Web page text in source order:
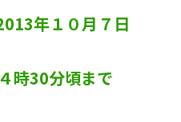
年１０月７日
時30分頃まで